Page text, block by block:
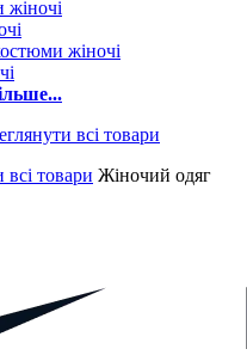
жіночі
жіночі
товари Жіночий одяг